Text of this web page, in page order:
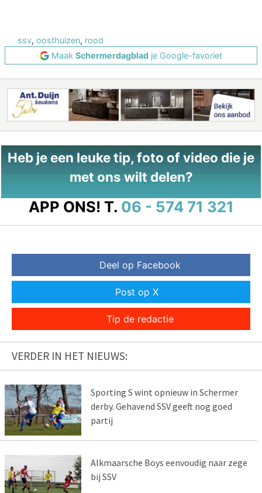
ssv, oosthuizen, rood
Maak Schermerdagblad je Google-favoriet
Heb je een leuke tip, foto of video die je
met ons wilt delen?
APP ONS! T. 06 - 574 71 321
Deel op Facebook
Post op X
Tip de redactie
VERDER IN HET NIEUWS:
Sporting S wint opnieuw in Schermer
derby. Gehavend SSV geeft nog goed
partij
Alkmaarsche Boys eenvoudig naar zege
bij SSV